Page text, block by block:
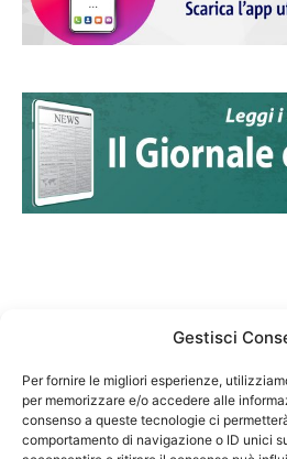
Gestisci
Per fornire le migliori esperienze,
per memorizzare e/o accedere alle
consenso a queste tecnologie ci
comportamento di navigazione o ID unici
Federazione Nazionale
codice fiscale